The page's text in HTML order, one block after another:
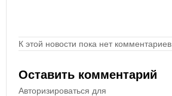
К этой новости пока нет комментариев.
Оставить комментарий
Авторизироваться для